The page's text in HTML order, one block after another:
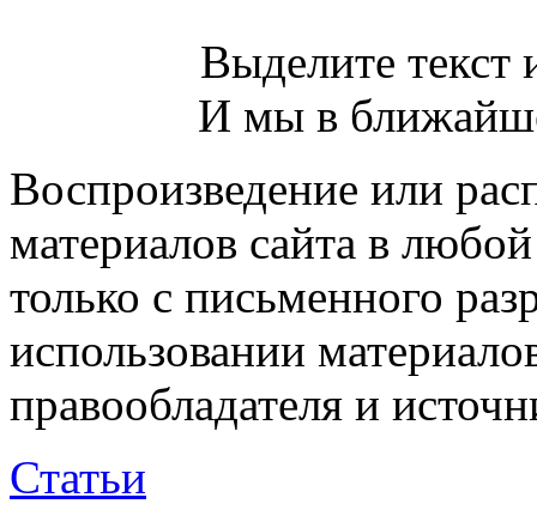
Выделите
И мы в
Воспроизведение или
материалов сайта в
только с письменного
использовании
правообладателя и
Статьи